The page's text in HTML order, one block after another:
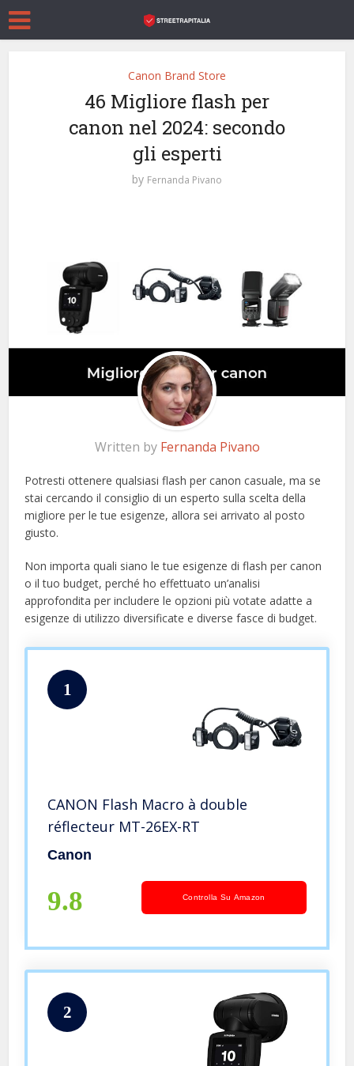
Canon Brand Store
46 Migliore flash per
canon nel 2024: secondo
gli esperti
by Fernanda Pivano
Written by Fernanda Pivano
Potresti ottenere qualsiasi flash per canon casuale, ma se
stai cercando il consiglio di un esperto sulla scelta della
migliore per le tue esigenze, allora sei arrivato al posto
giusto.
Non importa quali siano le tue esigenze di flash per canon
o il tuo budget, perché ho effettuato un’analisi
approfondita per includere le opzioni più votate adatte a
esigenze di utilizzo diversificate e diverse fasce di budget.
1
CANON Flash Macro à double
réflecteur MT-26EX-RT
Canon
9.8 Controlla Su Amazon
2